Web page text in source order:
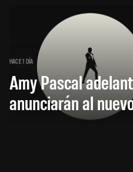
HACE 1 DÍA
Amy Pascal
anunciarán al